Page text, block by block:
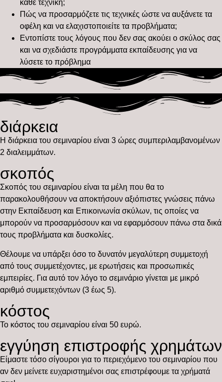
κάθε τεχνική;
Πώς να προσαρμόζετε τις τεχνικές ώστε να αυξάνετε τα
οφέλη και να ελαχιστοποιείτε τα προβλήματα;
Εντοπίστε τους λόγους που δεν σας ακούει ο σκύλος σας
και να σχεδιάστε προγράμματα εκπαίδευσης για να
λύσετε το πρόβλημα
διάρκεια
Η διάρκεια του σεμιναρίου είναι 3 ώρες συμπεριλαμβανομένων
2 διαλειμμάτων.
σκοπός
Σκοπός του σεμιναρίου είναι τα μέλη που θα το
παρακολουθήσουν να αποκτήσουν αξιόπιστες γνώσεις πάνω
στην Εκπαίδευση και Επικοινωνία σκύλων, τις οποίες να
μπορούν να προσαρμόσουν και να εφαρμόσουν πάνω στα δικά
τους προβλήματα και δυσκολίες.
Θέλουμε να υπάρξει όσο το δυνατόν μεγαλύτερη συμμετοχή
από τους συμμετέχοντες, με ερωτήσεις και προσωπικές
εμπειρίες. Για αυτό τον λόγο το σεμινάριο γίνεται με μικρό
αριθμό συμμετεχόντων (3 έως 5).
κόστος
Το κόστος του σεμιναρίου είναι 50 ευρώ.
εγγύηση επιστροφής χρημάτων
Είμαστε τόσο σίγουροι για το περιεχόμενο του σεμιναρίου που
αν δεν μείνετε ευχαριστημένοι σας επιστρέφουμε τα χρήματά